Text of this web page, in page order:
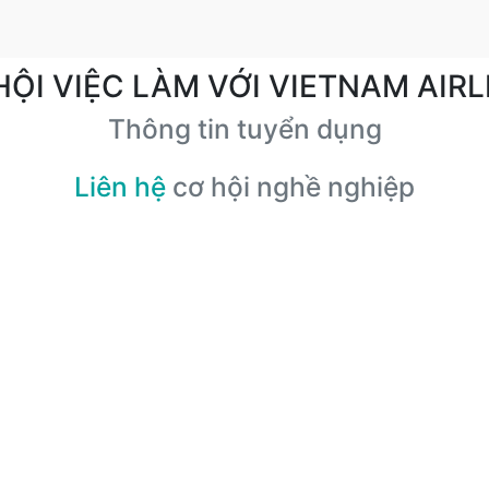
VIỆC LÀM VỚI VIETNAM
Thông tin tuyển dụng
Liên hệ cơ hội nghề nghiệp